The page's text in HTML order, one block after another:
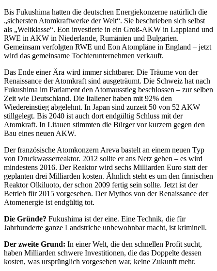
Bis Fukushima hatten die deutschen Energiekonzerne natürlich die
„sichersten Atomkraftwerke der Welt“. Sie beschrieben sich selbst
als „Weltklasse“. Eon investierte in ein Groß-AKW in Lappland und
RWE in AKW in Niederlande, Rumänien und Bulgarien.
Gemeinsam verfolgten RWE und Eon Atompläne in England – jetzt
wird das gemeinsame Tochterunternehmen verkauft.
Das Ende einer Ära wird immer sichtbarer. Die Träume von der
Renaissance der Atomkraft sind ausgeträumt. Die Schweiz hat nach
Fukushima im Parlament den Atomausstieg beschlossen – zur selben
Zeit wie Deutschland. Die Italiener haben mit 92% den
Wiedereinstieg abgelehnt. In Japan sind zurzeit 50 von 52 AKW
stillgelegt. Bis 2040 ist auch dort endgültig Schluss mit der
Atomkraft. In Litauen stimmten die Bürger vor kurzem gegen den
Bau eines neuen AKW.
Der französische Atomkonzern Areva bastelt an einem neuen Typ
von Druckwasserreaktor. 2012 sollte er ans Netz gehen – es wird
mindestens 2016. Der Reaktor wird sechs Milliarden Euro statt der
geplanten drei Milliarden kosten. Ähnlich steht es um den finnischen
Reaktor Olkiluoto, der schon 2009 fertig sein sollte. Jetzt ist der
Betrieb für 2015 vorgesehen. Der Mythos von der Renaissance der
Atomenergie ist endgültig tot.
Die Gründe? Fukushima ist der eine. Eine Technik, die für
Jahrhunderte ganze Landstriche unbewohnbar macht, ist kriminell.
Der zweite Grund: In einer Welt, die den schnellen Profit sucht,
haben Milliarden schwere Investitionen, die das Doppelte dessen
kosten, was ursprünglich vorgesehen war, keine Zukunft mehr.